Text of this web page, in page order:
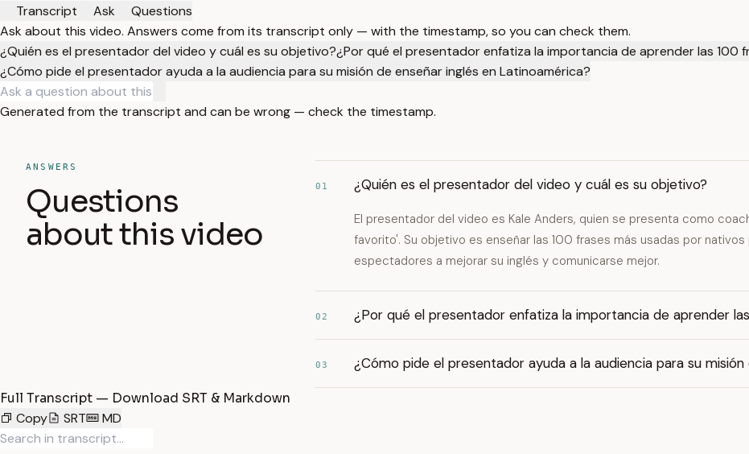
Transcript
Ask
Questions
Ask about this video. Answers come from its transcript only — with the timestamp, so you can check them.
¿Quién es el presentador del video y cuál es su objetivo?¿Por qué el presentador enfatiza la importancia de aprender las 100
¿Cómo pide el presentador ayuda a la audiencia para su misión de enseñar inglés en Latinoamérica?
Generated from the transcript and can be wrong — check the timestamp.
ANSWERS
Questions
about this video
01 ¿Quién es el presentador del video y cuál es su objetivo?
El presentador del video es Kale Anders, quien se presenta como
favorito'. Su objetivo es enseñar las 100 frases más usadas por nativos
espectadores a mejorar su inglés y comunicarse mejor.
02 ¿Por qué el presentador enfatiza la importancia de aprender
03 ¿Cómo pide el presentador ayuda a la audiencia para su
Full Transcript — Download SRT & Markdown
Copy
SRT MD